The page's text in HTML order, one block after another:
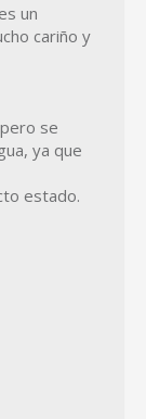
un
cariño y
se
ya que
estado.